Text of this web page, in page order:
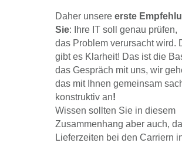
Daher unsere erste
Sie: Ihre IT soll genau prüfen,
das Problem verursacht wird.
gibt es Klarheit! Das ist die
das Gespräch mit uns, wir
das mit Ihnen gemeinsam
konstruktiv an!
Wissen sollten Sie in diesem
Zusammenhang aber auch,
Lieferzeiten bei den Carriern